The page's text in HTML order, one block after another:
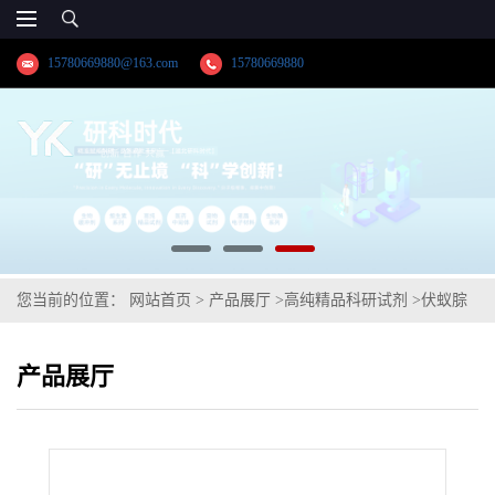
15780669880@163.com 15780669880
您当前的位置： 网站首页 > 产品展厅 >高纯精品科研试剂 >伏蚁腙
产品展厅